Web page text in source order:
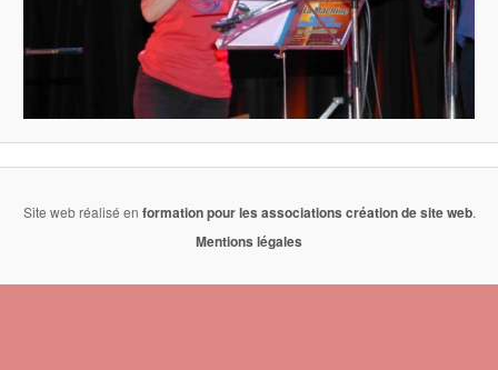
Site web réalisé en formation pour les associations création de site web.
Mentions légales